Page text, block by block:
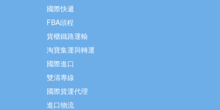
國際快遞
FBA頭程
貨櫃鐵路運輸
淘寶集運與轉運
國際進口
雙清專線
國際貨運代理
進口物流